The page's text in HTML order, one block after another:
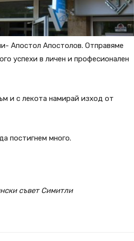
Апостол Апостолов. Отправяме
успехи в личен и професионален
и с лекота намирай изход от
постигнем много.
съвет Симитли